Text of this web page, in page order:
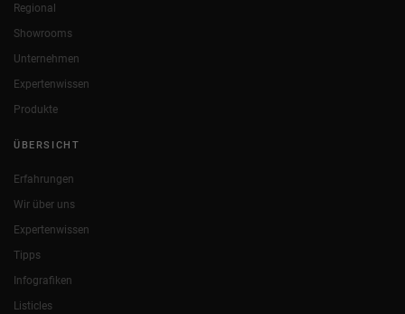
Regional
Showrooms
Unternehmen
Expertenwissen
Produkte
ÜBERSICHT
Erfahrungen
Wir über uns
Expertenwissen
Tipps
Infografiken
Listicles